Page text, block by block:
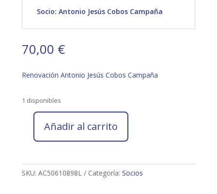
Socio: Antonio Jesús Cobos Campaña
70,00 €
Renovación Antonio Jesús Cobos Campaña
1 disponibles
2026
Jesús
Cobos
Añadir al carrito
SKU: AC50610898L Categoría: Socios